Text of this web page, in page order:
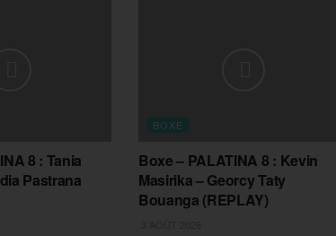
8 : Tania
Pastrana
BOXE
Boxe – PALATINA 8 : Kevin
Masirika – Georcy Taty
Bouanga (REPLAY)